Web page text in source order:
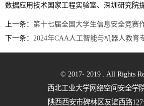
数据应用技术国家工程实验室、深圳研究院
上一条： 第十七届全国大学生信息安全竞赛作品
下一条： 2024年CAA人工智能与机器人教育专业委员会年会暨人
© 2017- 2019 . All Rights
西北工业大学网络空间安全学
陕西西安市碑林区友谊西路127